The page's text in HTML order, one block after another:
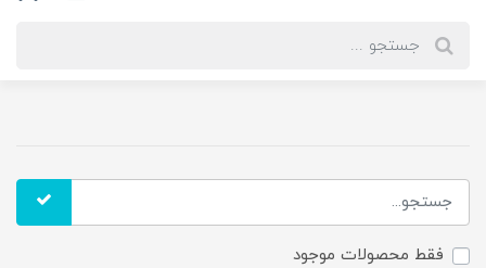
فقط محصولات موجود